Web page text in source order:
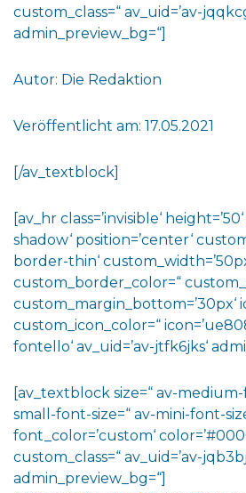
custom_class=“ av_uid=’av-
admin_preview_bg=“]
Autor: Die Redaktion
Veröffentlicht am: 17.05.2021
[/av_textblock]
[av_hr class=’invisible‘
shadow‘ position=’center‘
border-thin‘
custom_border_color=“
custom_margin_bottom=’30px‘
custom_icon_color=“
fontello‘ av_uid=’av-jtfk6jks‘
[av_textblock size=“ av-medium-
small-font-size=“ av-mini-font-
font_color=’custom‘
custom_class=“ av_uid=’av-
admin_preview_bg=“]